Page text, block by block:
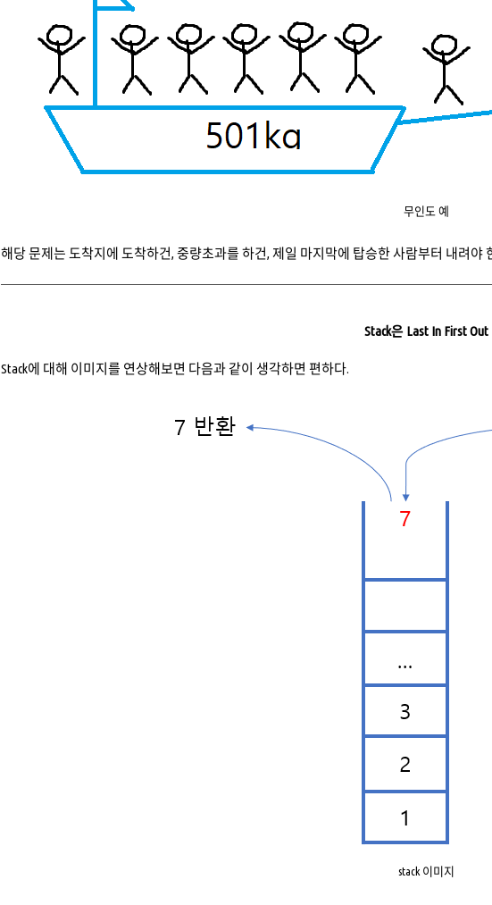
무인도 예
해당 문제는 도착지에 도착하건, 중량초과를 하건, 제일 마지막에 탑승한 사람부터 내려야
Stack은 Last In First Out
Stack에 대해 이미지를 연상해보면 다음과 같이 생각하면 편하다.
stack 이미지